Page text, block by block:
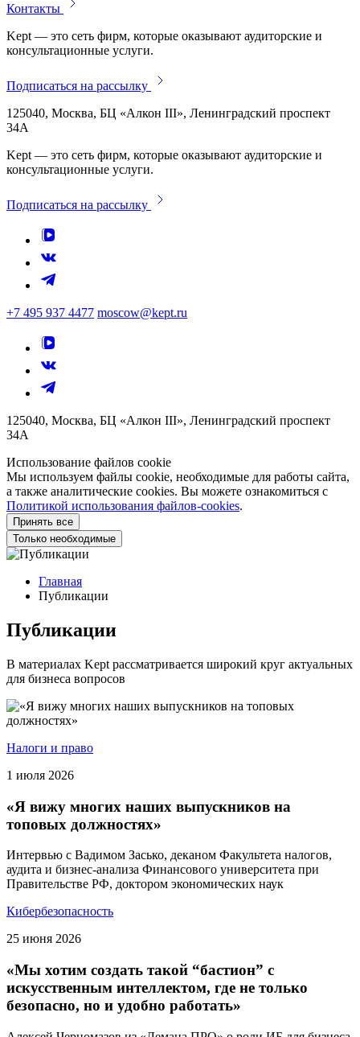
Контакты
Kept — это сеть фирм, которые оказывают аудиторские и
консультационные услуги.
Подписаться на рассылку
125040, Москва, БЦ «Алкон III», Ленинградский проспект
34А
Kept — это сеть фирм, которые оказывают аудиторские и
консультационные услуги.
Подписаться на рассылку
+7 495 937 4477 moscow@kept.ru
125040, Москва, БЦ «Алкон III», Ленинградский проспект
34А
Использование файлов cookie
Мы используем файлы cookie, необходимые для работы сайта,
а также аналитические cookies. Вы можете ознакомиться с
Политикой использования файлов-cookies.
Принять все
Только необходимые
Главная
Публикации
Публикации
В материалах Kept рассматривается широкий круг актуальных
для бизнеса вопросов
Налоги и право
1 июля 2026
«Я вижу многих наших выпускников на
топовых должностях»
Интервью с Вадимом Засько, деканом Факультета налогов,
аудита и бизнес-анализа Финансового университета при
Правительстве РФ, доктором экономических наук
Кибербезопасность
25 июня 2026
«Мы хотим создать такой “бастион” с
искусственным интеллектом, где не только
безопасно, но и удобно работать»